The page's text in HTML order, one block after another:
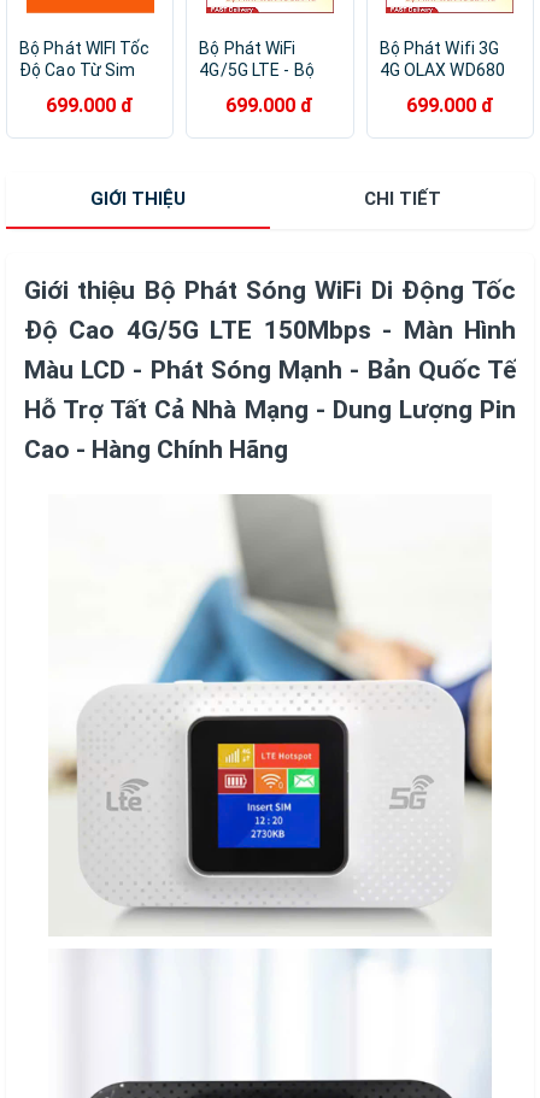
Bộ Phát WIFI Tốc
Độ Cao Từ Sim
MF800 - Pin
2100mAh - Bộ
Đa 10 Thiết Bị -
699.000 đ
Bộ Phát WiFi
4G/5G LTE - Bộ
4G/5G LTE Nhỏ
Gọn Tiện Lợi -
699.000 đ
Bộ Phát Wifi 3G
4G OLAX WD680
Dùng Sim Tất Cả
Nhà Mạng, Nhỏ
699.000 đ
GIỚI THIỆU CHI TIẾT
Giới thiệu Bộ Phát Sóng WiFi Di Động Tốc
Độ Cao 4G/5G LTE 150Mbps - Màn Hình
Màu LCD - Phát Sóng Mạnh - Bản Quốc Tế
Hỗ Trợ Tất Cả Nhà Mạng - Dung Lượng Pin
Cao - Hàng Chính Hãng